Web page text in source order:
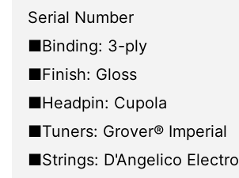
Serial Number
■Binding: 3-ply
■Finish: Gloss
■Headpin: Cupola
■Tuners: Grover® Imperial
■Strings: D'Angelico